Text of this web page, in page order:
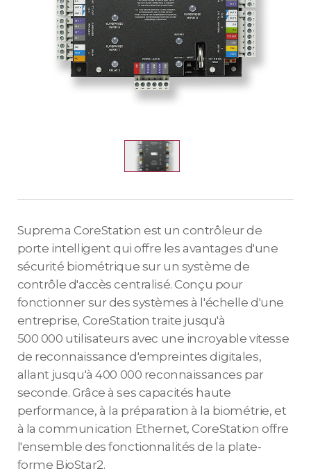
Suprema CoreStation est un contrôleur de
porte intelligent qui offre les avantages d'une
sécurité biométrique sur un système de
contrôle d'accès centralisé. Conçu pour
fonctionner sur des systèmes à l'échelle d'une
entreprise, CoreStation traite jusqu'à
500 000 utilisateurs avec une incroyable vitesse
de reconnaissance d'empreintes digitales,
allant jusqu'à 400 000 reconnaissances par
seconde. Grâce à ses capacités haute
performance, à la préparation à la biométrie, et
à la communication Ethernet, CoreStation offre
l'ensemble des fonctionnalités de la plate-
forme BioStar2.